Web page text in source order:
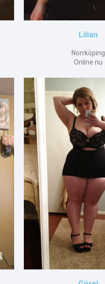
Lilian
Norrköping
Online nu